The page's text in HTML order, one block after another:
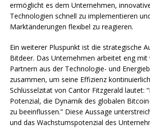
ermöglicht es dem Unternehmen,
Technologien schnell zu implementieren
Marktänderungen flexibel zu reagieren.
Ein weiterer Pluspunkt ist die strategische
Bitdeer. Das Unternehmen arbeitet eng mit
Partnern aus der Technologie- und
zusammen, um seine Effizienz
Schlüsselzitat von Cantor Fitzgerald lautet:
Potenzial, die Dynamik des globalen
zu beeinflussen.” Diese Aussage
und das Wachstumspotenzial des